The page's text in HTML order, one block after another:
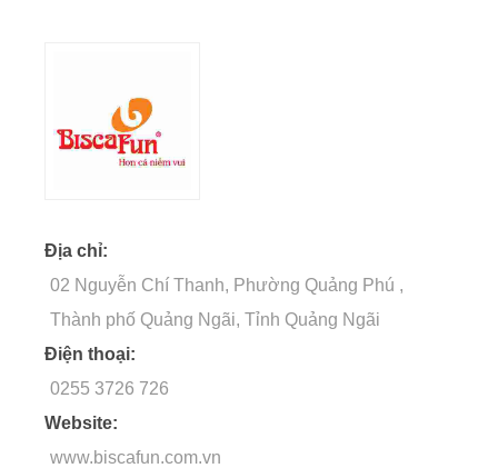
Địa chỉ:
02 Nguyễn Chí Thanh, Phường Quảng Phú ,
Thành phố Quảng Ngãi, Tỉnh Quảng Ngãi
Điện thoại:
0255 3726 726
Website:
www.biscafun.com.vn